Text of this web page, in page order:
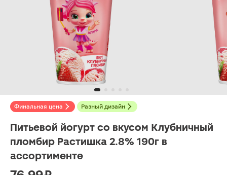
Финальная цена Разный дизайн
Питьевой йогурт со вкусом Клубничный
пломбир Растишка 2.8% 190г в
ассортименте